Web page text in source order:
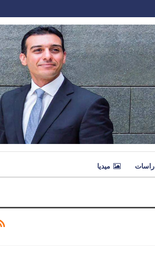
ميديا